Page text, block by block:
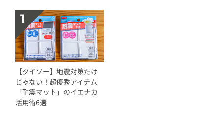
【ダイソー】地震対策だけ
じゃない！超優秀アイテム
「耐震マット」のイエナカ
活用術6選